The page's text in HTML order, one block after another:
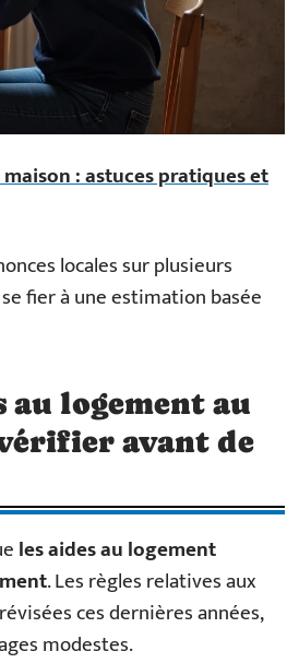
: astuces pratiques et
locales sur plusieurs
fier à une estimation basée
logement au
avant de
les aides au logement
. Les règles relatives aux
ces dernières années,
modestes.